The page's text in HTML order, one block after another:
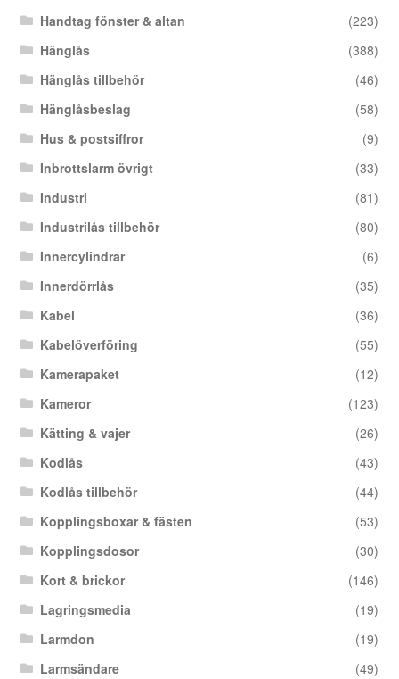
Handtag fönster & altan
(223)
Hänglås
(388)
Hänglås tillbehör
(46)
Hänglåsbeslag
(58)
Hus & postsiffror
(9)
Inbrottslarm övrigt
(33)
Industri
(81)
Industrilås tillbehör
(80)
Innercylindrar
(6)
Innerdörrlås
(35)
Kabel
(36)
Kabelöverföring
(55)
Kamerapaket
(12)
Kameror
(123)
Kätting & vajer
(26)
Kodlås
(43)
Kodlås tillbehör
(44)
Kopplingsboxar & fästen
(53)
Kopplingsdosor
(30)
Kort & brickor
(146)
Lagringsmedia
(19)
Larmdon
(19)
Larmsändare
(49)